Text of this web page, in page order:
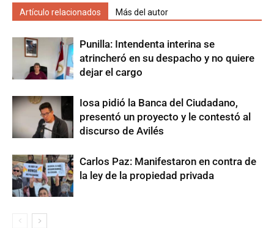
Artículo relacionados Más del autor
Punilla: Intendenta interina se
atrincheró en su despacho y no quiere
dejar el cargo
Iosa pidió la Banca del Ciudadano,
presentó un proyecto y le contestó al
discurso de Avilés
Carlos Paz: Manifestaron en contra de
la ley de la propiedad privada